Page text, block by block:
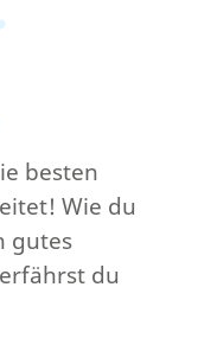
besten
Wie du
gutes
du